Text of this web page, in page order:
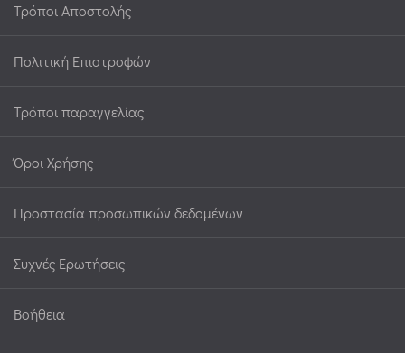
Τρόποι Αποστολής
Πολιτική Επιστροφών
Τρόποι παραγγελίας
Όροι Χρήσης
Προστασία προσωπικών δεδομένων
Συχνές Ερωτήσεις
Βοήθεια